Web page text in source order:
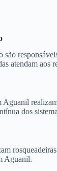
são
atendam aos
dos
Aguanil.